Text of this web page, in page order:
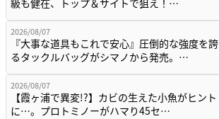
級も健在、トップ＆サイトで狙え！…
2026/08/07
『大事な道具もこれで安心』圧倒的な強度を誇
るタックルバッグがシマノから発売。…
2026/08/07
【霞ヶ浦で異変!?】カビの生えた小魚がヒント
に…。プロトミノーがハマり45セ…